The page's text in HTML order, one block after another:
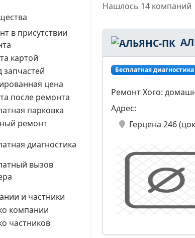
в присутствии
картой
запчастей
цена
после ремонта
парковка
ремонт
диагностика
вызов
и частники
компании
частников
Нашлось 14 компаний
Бесплатная диагностика
Ремонт Xoro:
Адрес:
Герцена 246